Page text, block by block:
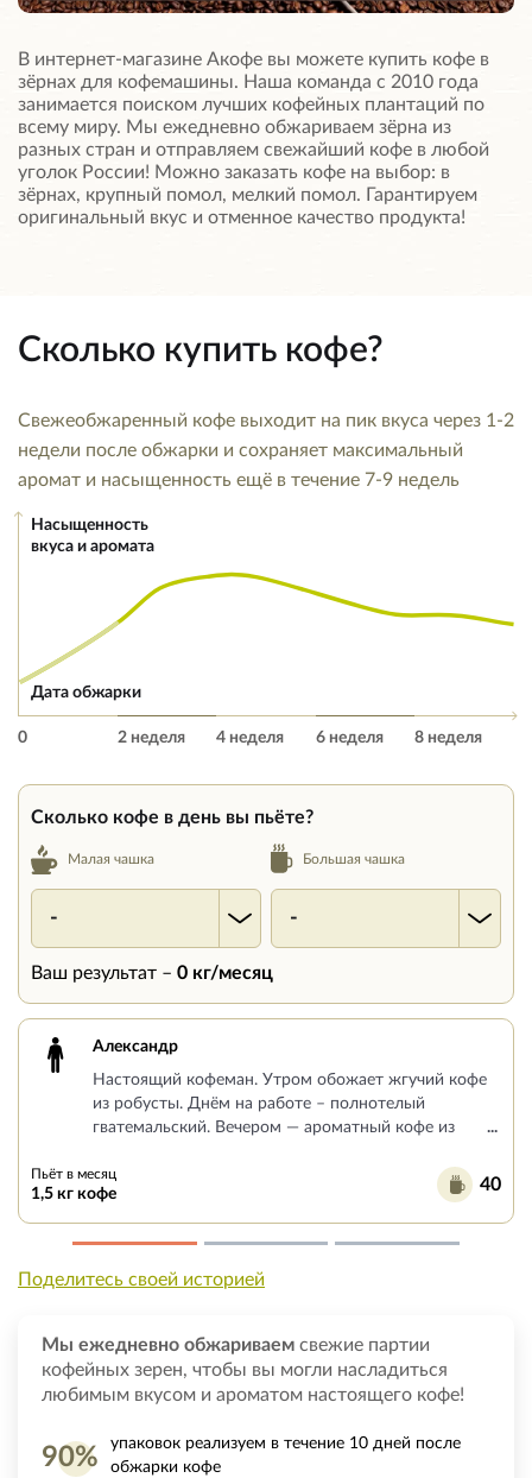
В интернет-магазине Акофе вы можете купить кофе в
зёрнах для кофемашины. Наша команда с 2010 года
занимается поиском лучших кофейных плантаций по
всему миру. Мы ежедневно обжариваем зёрна из
разных стран и отправляем свежайший кофе в любой
уголок России! Можно заказать кофе на выбор: в
зёрнах, крупный помол, мелкий помол. Гарантируем
оригинальный вкус и отменное качество продукта!
Сколько купить кофе?
Свежеобжаренный кофе выходит на пик вкуса через 1-2
недели после обжарки и сохраняет максимальный
аромат и насыщенность ещё в течение 7-9 недель
Насыщенность
вкуса и аромата
Дата обжарки
0 2 неделя 4 неделя 6 неделя 8 неделя
Сколько кофе в день вы пьёте?
Малая чашка
-
Большая чашка
-
Ваш результат – 0 кг/месяц
Александр
Настоящий кофеман. Утром обожает жгучий кофе
из робусты. Днём на работе – полнотелый
гватемальский. Вечером — ароматный кофе из
...
Пьёт в месяц
1,5 кг кофе
40
Поделитесь своей историей
Мы ежедневно обжариваем свежие партии
кофейных зерен, чтобы вы могли насладиться
любимым вкусом и ароматом настоящего кофе!
90%
упаковок реализуем в течение 10 дней после
обжарки кофе